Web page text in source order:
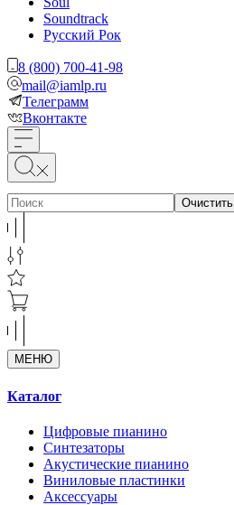
Soundtrack
Русский Рок
8 (800) 700-41-98
mail@iamlp.ru
Телеграмм
Вконтакте
Очистить
МЕНЮ
Каталог
Цифровые пианино
Синтезаторы
Акустические пианино
Виниловые пластинки
Аксессуары